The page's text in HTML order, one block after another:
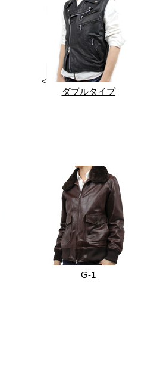
<
ダブルタイプ
G-1